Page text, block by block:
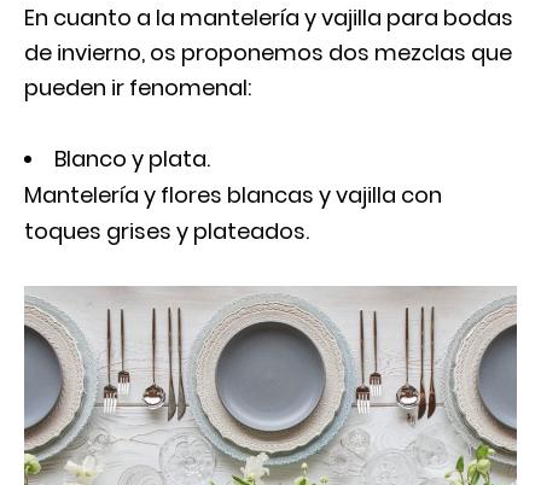
En cuanto a la mantelería y vajilla para bodas
de invierno, os proponemos dos mezclas que
pueden ir fenomenal:
Blanco y plata.
Mantelería y flores blancas y vajilla con
toques grises y plateados.